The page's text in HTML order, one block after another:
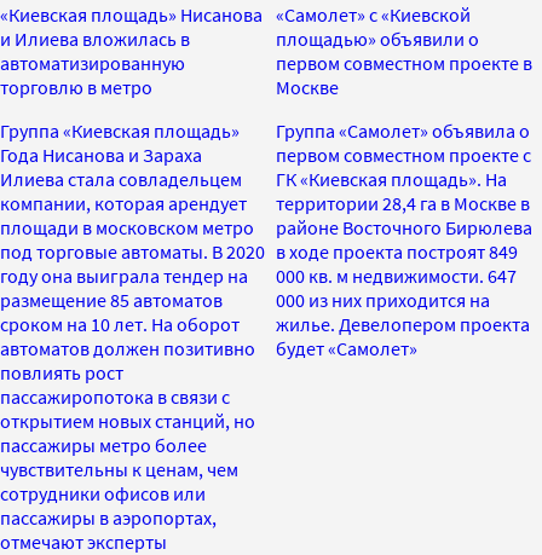
«Киевская площадь» Нисанова
и Илиева вложилась в
автоматизированную
торговлю в метро
Группа «Киевская площадь»
Года Нисанова и Зараха
Илиева стала совладельцем
компании, которая арендует
площади в московском метро
под торговые автоматы. В 2020
году она выиграла тендер на
размещение 85 автоматов
сроком на 10 лет. На оборот
автоматов должен позитивно
повлиять рост
пассажиропотока в связи с
открытием новых станций, но
пассажиры метро более
чувствительны к ценам, чем
сотрудники офисов или
пассажиры в аэропортах,
отмечают эксперты
«Самолет» с «Киевской
площадью» объявили о
первом совместном проекте в
Москве
Группа «Самолет» объявила о
первом совместном проекте с
ГК «Киевская площадь». На
территории 28,4 га в Москве в
районе Восточного Бирюлева
в ходе проекта построят 849
000 кв. м недвижимости. 647
000 из них приходится на
жилье. Девелопером проекта
будет «Самолет»